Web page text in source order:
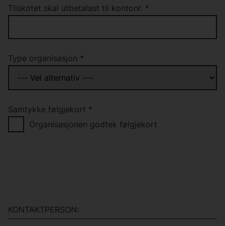
Tilskotet skal utbetalast til kontonr. *
Type organisasjon *
Samtykke følgjekort *
Organisasjonen godtek følgjekort
KONTAKTPERSON: